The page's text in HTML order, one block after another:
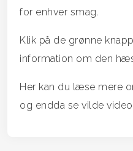
for enhver smag.
Klik på de grønne
information om den
Her kan du læse mere
og endda se vilde